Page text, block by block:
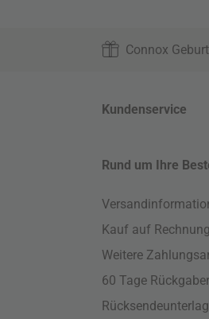
Connox
Kundenservice
Rund um Ihre
Kauf auf Rechnung
Weitere
60 Tage